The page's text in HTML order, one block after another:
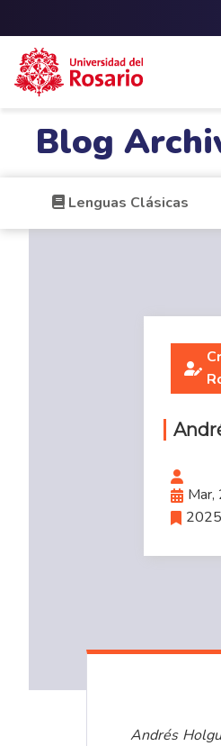
Blog
Lenguas Clásicas
2025
Andrés